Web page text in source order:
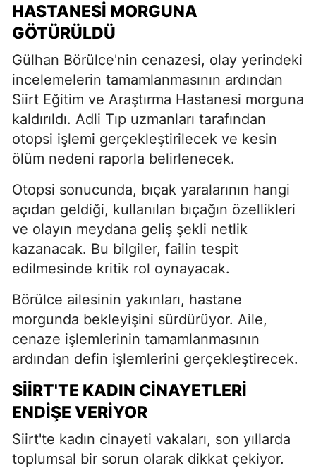
HASTANESİ MORGUNA
GÖTÜRÜLDÜ
Gülhan Börülce'nin cenazesi, olay yerindeki
incelemelerin tamamlanmasının ardından
Siirt Eğitim ve Araştırma Hastanesi morguna
kaldırıldı. Adli Tıp uzmanları tarafından
otopsi işlemi gerçekleştirilecek ve kesin
ölüm nedeni raporla belirlenecek.
Otopsi sonucunda, bıçak yaralarının hangi
açıdan geldiği, kullanılan bıçağın özellikleri
ve olayın meydana geliş şekli netlik
kazanacak. Bu bilgiler, failin tespit
edilmesinde kritik rol oynayacak.
Börülce ailesinin yakınları, hastane
morgunda bekleyişini sürdürüyor. Aile,
cenaze işlemlerinin tamamlanmasının
ardından defin işlemlerini gerçekleştirecek.
SİİRT'TE KADIN CİNAYETLERİ
ENDİŞE VERİYOR
Siirt'te kadın cinayeti vakaları, son yıllarda
toplumsal bir sorun olarak dikkat çekiyor.